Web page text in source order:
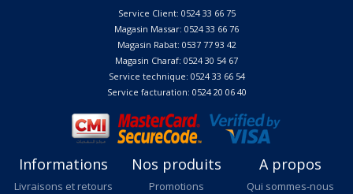
Service Client: 0524 33 66 75
Magasin Massar: 0524 33 66 76
Magasin Rabat: 0537 77 93 42
Magasin Charaf: 0524 30 54 67
Service technique: 0524 33 66 54
Service facturation: 0524 20 06 40
Informations
Livraisons et retours
Nos produits
Promotions
A propos
Qui sommes-nous